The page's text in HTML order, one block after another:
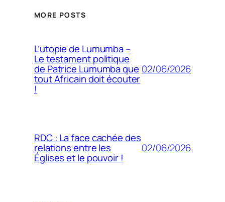
MORE POSTS
L’utopie de Lumumba –
Le testament politique
de Patrice Lumumba que
tout Africain doit écouter
!
02/06/2026
RDC : La face cachée des
relations entre les
Églises et le pouvoir !
02/06/2026